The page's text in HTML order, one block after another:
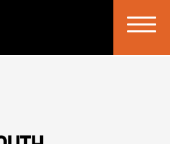
Toggle